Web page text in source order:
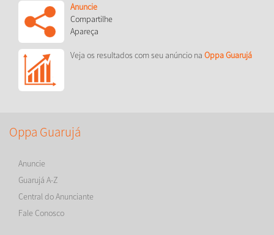
Anuncie
Compartilhe
Apareça
Veja os resultados com seu anúncio na Oppa Guarujá
Oppa Guarujá
Anuncie
Guarujá A-Z
Central do Anunciante
Fale Conosco